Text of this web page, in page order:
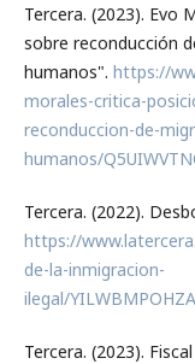
Tercera. (2023). Evo
sobre reconducción
humanos". https://
morales-critica-
reconduccion-de-
humanos/
Tercera. (2022).
https://
de-la-inmigracion-
ilegal/
Tercera. (2023).